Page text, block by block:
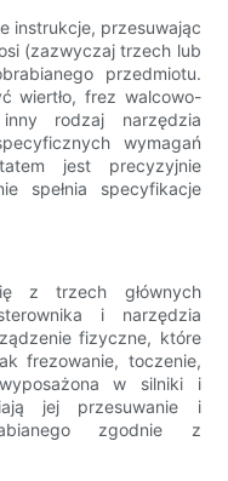
instrukcje, przesuwając
(zazwyczaj trzech lub
przedmiotu.
wiertło, frez walcowo-
rodzaj narzędzia
wymagań
jest precyzyjnie
spełnia specyfikacje
z trzech głównych
i narzędzia
fizyczne, które
frezowanie, toczenie,
w silniki i
jej przesuwanie i
zgodnie z